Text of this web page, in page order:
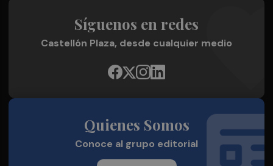
Síguenos en redes
Castellón Plaza, desde cualquier medio
Quienes Somos
Conoce al grupo editorial